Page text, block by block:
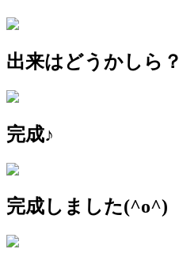
出来はどうかしら？
完成♪
完成しました(^o^)